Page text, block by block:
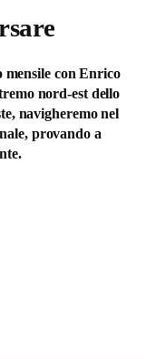
mensile con Enrico
nord-est dello
navigheremo nel
provando a